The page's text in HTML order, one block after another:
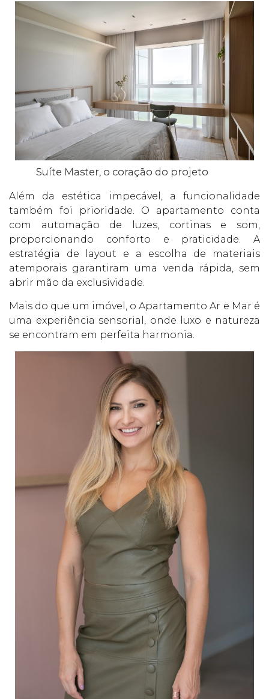
Suíte Master, o coração do projeto
Além da estética impecável, a funcionalidade
também foi prioridade. O apartamento conta
com automação de luzes, cortinas e som,
proporcionando conforto e praticidade. A
estratégia de layout e a escolha de materiais
atemporais garantiram uma venda rápida, sem
abrir mão da exclusividade.
Mais do que um imóvel, o Apartamento Ar e Mar é
uma experiência sensorial, onde luxo e natureza
se encontram em perfeita harmonia.